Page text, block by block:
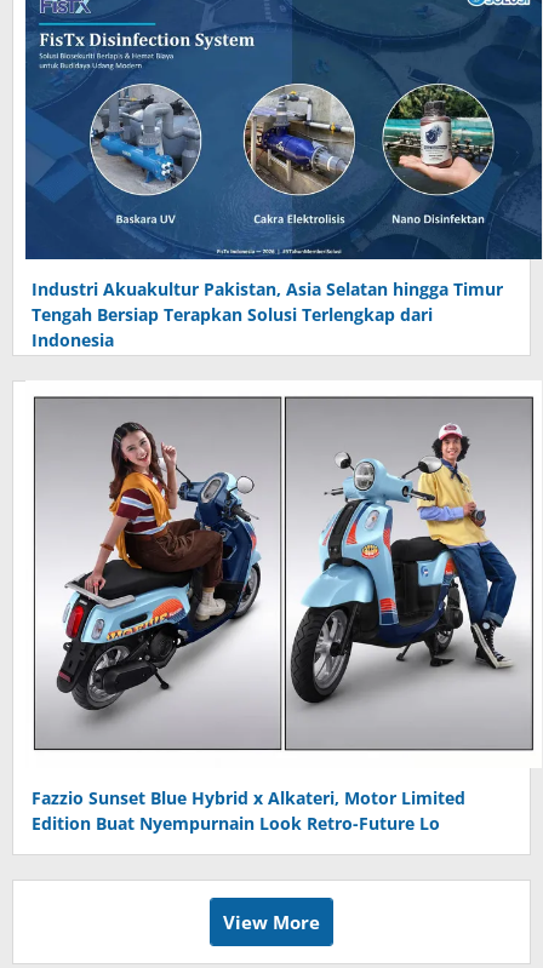
Industri Akuakultur Pakistan, Asia Selatan hingga Timur
Tengah Bersiap Terapkan Solusi Terlengkap dari
Indonesia
Fazzio Sunset Blue Hybrid x Alkateri, Motor Limited
Edition Buat Nyempurnain Look Retro-Future Lo
View More